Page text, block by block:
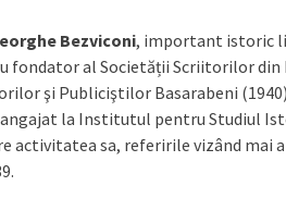
Bezviconi, important istoric
fondator al Societății Scriitorilor
şi Publiciştilor Basarabeni
angajat la Institutul pentru Studiul
activitatea sa, referirile vizând mai